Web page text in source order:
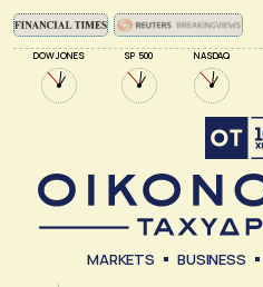
DOW JONES SP 500 NASDAQ
MARKETS BUSINESS